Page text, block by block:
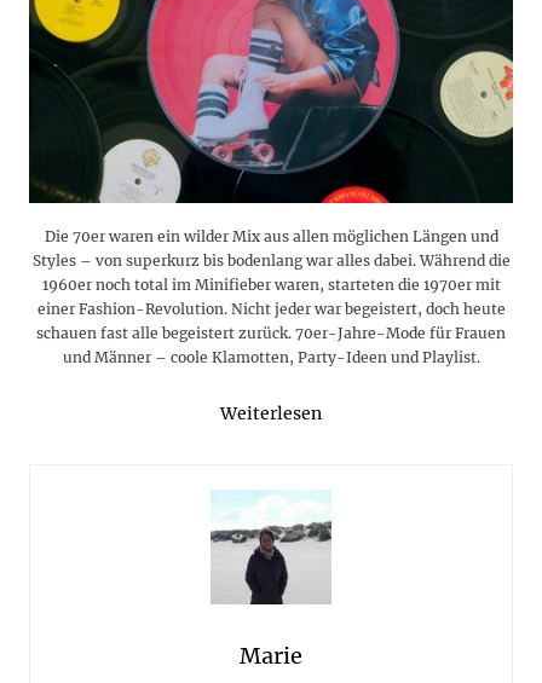
Die 70er waren ein wilder Mix aus allen möglichen Längen und
Styles – von superkurz bis bodenlang war alles dabei. Während die
1960er noch total im Minifieber waren, starteten die 1970er mit
einer Fashion-Revolution. Nicht jeder war begeistert, doch heute
schauen fast alle begeistert zurück. 70er-Jahre-Mode für Frauen
und Männer – coole Klamotten, Party-Ideen und Playlist.
Weiterlesen
Marie